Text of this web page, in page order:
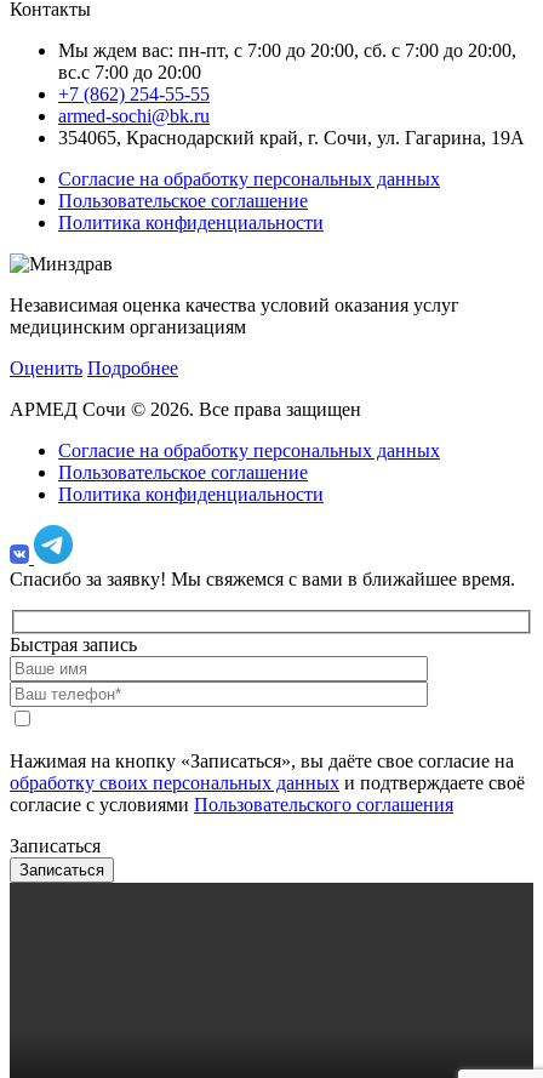
Контакты
Мы ждем вас: пн-пт, с 7:00 до 20:00, сб. с 7:00 до 20:00,
вс.с 7:00 до 20:00
+7 (862) 254-55-55
armed-sochi@bk.ru
354065, Краснодарский край, г. Сочи, ул. Гагарина, 19А
Согласие на обработку персональных данных
Пользовательское соглашение
Политика конфиденциальности
Независимая оценка качества условий оказания услуг
медицинским организациям
Оценить Подробнее
АРМЕД Сочи © 2026. Все права защищен
Согласие на обработку персональных данных
Пользовательское соглашение
Политика конфиденциальности
Спасибо за заявку! Мы свяжемся с вами в ближайшее время.
Быстрая запись
Нажимая на кнопку «Записаться», вы даёте свое согласие на
обработку своих персональных данных и подтверждаете своё
согласие с условиями Пользовательского соглашения
Записаться